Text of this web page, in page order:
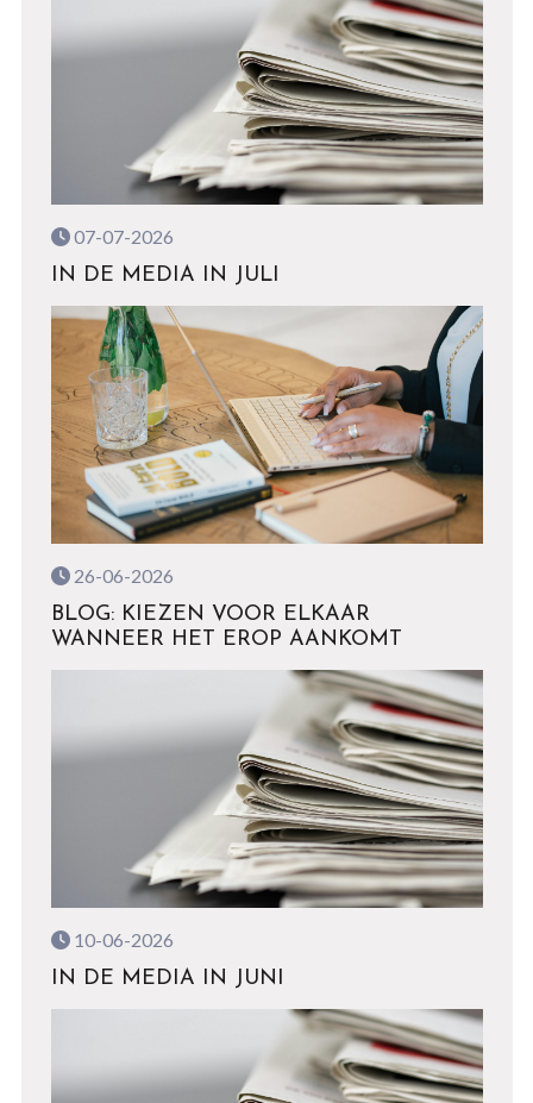
07-07-2026
IN DE MEDIA IN JULI
26-06-2026
BLOG: KIEZEN VOOR ELKAAR
WANNEER HET EROP AANKOMT
10-06-2026
IN DE MEDIA IN JUNI